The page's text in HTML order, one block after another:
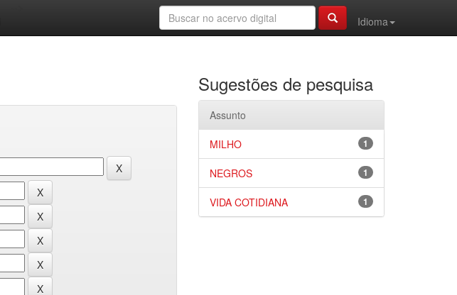
Idioma
Sugestões de pesquisa
Assunto
1
MILHO
1
NEGROS
1
VIDA COTIDIANA